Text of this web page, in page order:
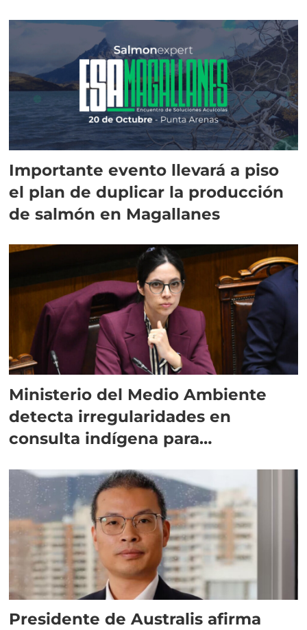
Importante evento llevará a piso
el plan de duplicar la producción
de salmón en Magallanes
Ministerio del Medio Ambiente
detecta irregularidades en
consulta indígena para
Presidente de Australis afirma